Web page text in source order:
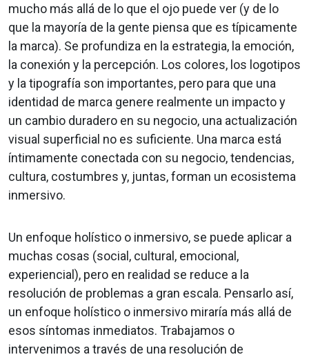
mucho más allá de lo que el ojo puede ver (y de lo
que la mayoría de la gente piensa que es típicamente
la marca). Se profundiza en la estrategia, la emoción,
la conexión y la percepción. Los colores, los logotipos
y la tipografía son importantes, pero para que una
identidad de marca genere realmente un impacto y
un cambio duradero en su negocio, una actualización
visual superficial no es suficiente. Una marca está
íntimamente conectada con su negocio, tendencias,
cultura, costumbres y, juntas, forman un ecosistema
inmersivo.
Un enfoque holístico o inmersivo, se puede aplicar a
muchas cosas (social, cultural, emocional,
experiencial), pero en realidad se reduce a la
resolución de problemas a gran escala. Pensarlo así,
un enfoque holístico o inmersivo miraría más allá de
esos síntomas inmediatos. Trabajamos o
intervenimos a través de una resolución de